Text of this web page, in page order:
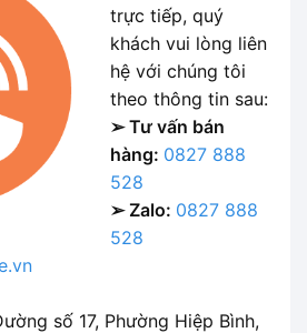
trực tiếp, quý
khách vui lòng liên
hệ với chúng tôi
theo thông tin sau:
➢ Tư vấn bán
hàng: 0827 888
528
➢ Zalo: 0827 888
528
số 17, Phường Hiệp Bình,